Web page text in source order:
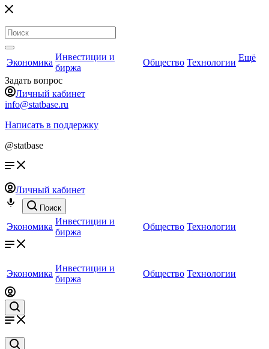
Экономика
Инвестиции и
биржа
Общество Технологии Ещё
Задать вопрос
Личный кабинет
info@statbase.ru
Написать в поддержку
@statbase
Личный кабинет
Поиск
Экономика
Инвестиции и
биржа
Общество Технологии
Экономика
Инвестиции и
биржа
Общество Технологии